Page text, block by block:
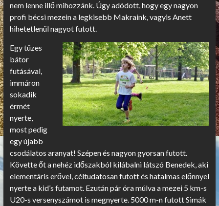
nem lenne illő mihozzánk. Úgy adódott, hogy egy nagyon
profi bécsi mezein a legkisebb Makraink, vagyis Anett
hihetetlenül nagyot futott.
Egy tüzes
bátor
futásával,
immáron
sokadik
érmét
nyerte,
most pedig
egy újabb
csodálatos aranyat! Szépen és nagyon gyorsan futott.
Követte őt a nehéz időszakból kilábalni látszó Benedek, aki
elementáris erővel, céltudatosan futott és hatalmas előnnyel
nyerte a kid’s futamot. Ezután pár óra múlva a mezei 5 km-s
U20-s versenyszámot is megnyerte. 5000 m-n futott Simák